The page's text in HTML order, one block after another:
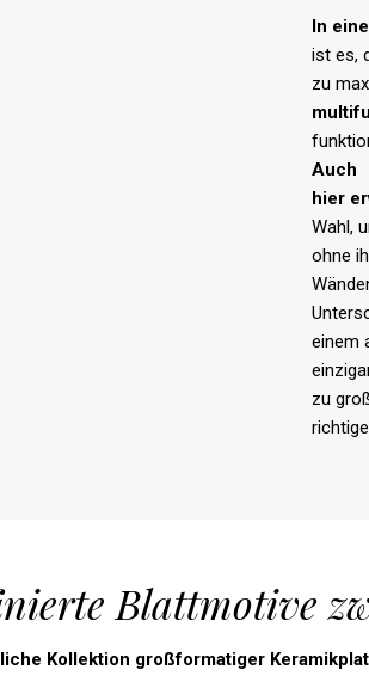
In
ist es,
zu
Auch
hier
Wahl,
ohne
einem
zu
Blattmotive
Kollektion großformatiger